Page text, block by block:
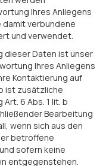
Ihres Anliegens
damit verbundene
und verwendet.
dieser Daten ist unser
Ihres Anliegens
Kontaktierung auf
ist zusätzliche
6 Abs. 1 lit. b
Bearbeitung
wenn sich aus den
betroffene
sofern keine
entgegenstehen.